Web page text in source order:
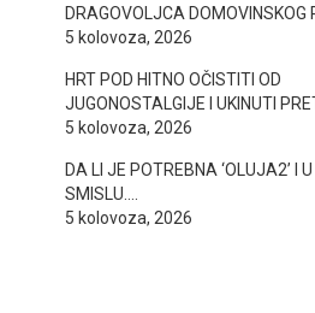
DRAGOVOLJCA DOMOVINSKOG
5 kolovoza, 2026
HRT POD HITNO OČISTITI OD
JUGONOSTALGIJE I UKINUTI
5 kolovoza, 2026
DA LI JE POTREBNA ‘OLUJA2’ I
SMISLU….
5 kolovoza, 2026